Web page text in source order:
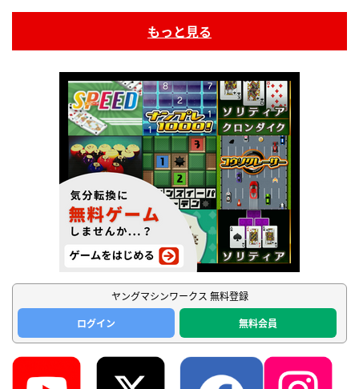
もっと見る
ヤングマシンワークス 無料登録
ログイン
無料会員